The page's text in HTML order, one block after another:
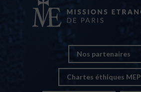
Nos partenaires
Chartes éthiques MEP